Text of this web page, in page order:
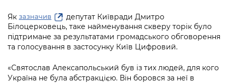
Kyiv International Relations
Річні звіти
Гендерна політика
Портал Захисників та Захисниць
Безбар'єрність
Міський застосунок Київ Цифровий
Важливе під час воєнного стану
Портал даних Києва
Публічні дашборди
Як зазначив
депутат Київради Дмитро
Білоцерковець, таке найменування скверу торік було
підтримане за результатами громадського обговорення
та голосування в застосунку Київ Цифровий.
«Святослав Алексапольський був із тих людей, для кого
Україна не була абстракцією. Він боровся за неї в